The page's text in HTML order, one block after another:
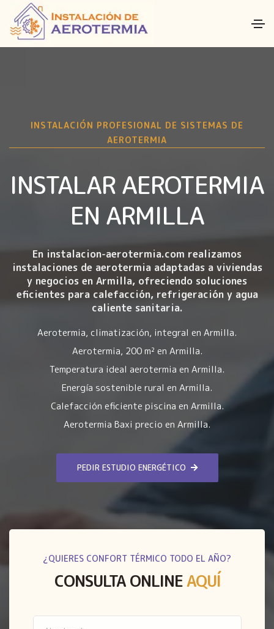
INSTALACIÓN PROFESIONAL DE SISTEMAS DE
AEROTERMIA
INSTALAR AEROTERMIA
EN ARMILLA
En instalacion-aerotermia.com realizamos
instalaciones de aerotermiaadaptadas a viviendas
y negocios en Armilla, ofreciendo soluciones
eficientes para calefacción, refrigeración y agua
caliente sanitaria.
Aerotermia, climatización, integral en Armilla.
Aerotermia, 200 m² en Armilla.
Temperatura ideal aerotermia en Armilla.
Energía sostenible rural en Armilla.
Calefacción eficiente piscina en Armilla.
Aerotermia Baxi precio en Armilla.
PEDIR ESTUDIO ENERGÉTICO
¿QUIERES CONFORT TÉRMICO TODO EL AÑO?
CONSULTA ONLINEAQUÍ